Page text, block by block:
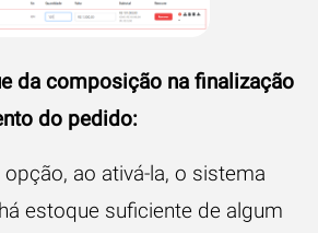
da composição na finalização
do pedido:
ao ativá-la, o sistema
estoque suficiente de algum